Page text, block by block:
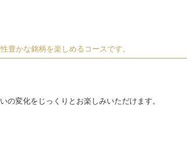
豊かな銘柄を楽しめるコースです。
の変化をじっくりとお楽しみいただけます。